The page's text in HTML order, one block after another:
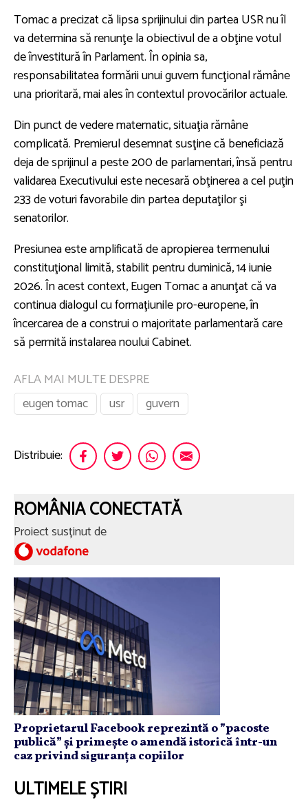
Tomac a precizat că lipsa sprijinului din partea USR nu îl
va determina să renunţe la obiectivul de a obţine votul
de învestitură în Parlament. În opinia sa,
responsabilitatea formării unui guvern funcţional rămâne
una prioritară, mai ales în contextul provocărilor actuale.
Din punct de vedere matematic, situaţia rămâne
complicată. Premierul desemnat susţine că beneficiază
deja de sprijinul a peste 200 de parlamentari, însă pentru
validarea Executivului este necesară obţinerea a cel puţin
233 de voturi favorabile din partea deputaţilor şi
senatorilor.
Presiunea este amplificată de apropierea termenului
constituţional limită, stabilit pentru duminică, 14 iunie
2026. În acest context, Eugen Tomac a anunţat că va
continua dialogul cu formaţiunile pro-europene, în
încercarea de a construi o majoritate parlamentară care
să permită instalarea noului Cabinet.
AFLA MAI MULTE DESPRE
eugen tomac
usr guvern
Distribuie:
ROMÂNIA CONECTATĂ
Proiect susținut de
Proprietarul Facebook reprezintă o ”pacoste
publică” și primește o amendă istorică într-un
caz privind siguranța copiilor
ULTIMELE ȘTIRI